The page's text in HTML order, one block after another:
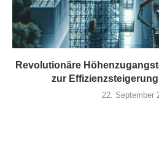
Revolutionäre
zur
22. September